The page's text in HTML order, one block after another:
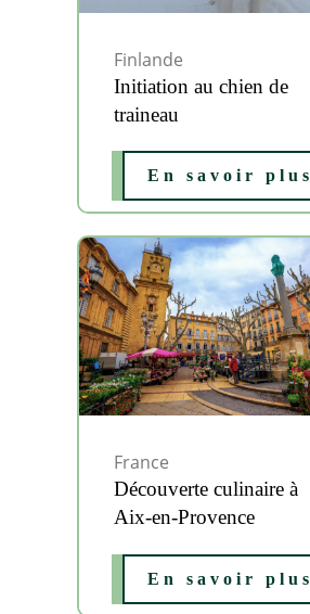
Finlande
Initiation au chien de
traineau
En savoir plus
France
Découverte culinaire à
Aix-en-Provence
En savoir plus